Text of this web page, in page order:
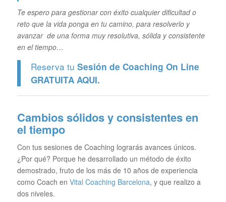
Te espero para gestionar con éxito cualquier dificultad o
reto que la vida ponga en tu camino, para resolverlo y
avanzar de una forma muy resolutiva, sólida y consistente
en el tiempo…
Reserva tu Sesión de Coaching On Line
GRATUITA AQUI.
Cambios sólidos y consistentes en
el tiempo
Con tus sesiones de Coaching lograrás avances únicos.
¿Por qué? Porque he desarrollado un método de éxito
demostrado, fruto de los más de 10 años de experiencia
como Coach en Vital Coaching Barcelona, y que realizo a
dos niveles.